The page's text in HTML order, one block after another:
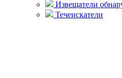
Извещатели
Течеискатели